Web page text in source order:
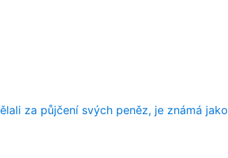
za půjčení svých peněz, je známá jako